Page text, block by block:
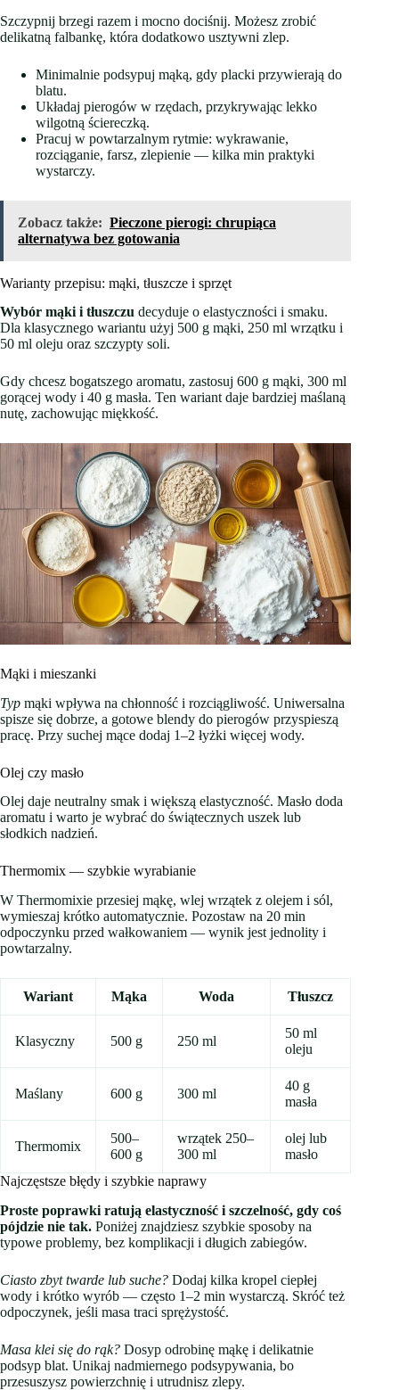
Szczypnij brzegi razem i mocno dociśnij. Możesz zrobić
delikatną falbankę, która dodatkowo usztywni zlep.
Minimalnie podsypuj mąką, gdy placki przywierają do
blatu.
Układaj pierogów w rzędach, przykrywając lekko
wilgotną ściereczką.
Pracuj w powtarzalnym rytmie: wykrawanie,
rozciąganie, farsz, zlepienie — kilka min praktyki
wystarczy.
Zobacz także: Pieczone pierogi: chrupiąca
alternatywa bez gotowania
Warianty przepisu: mąki, tłuszcze i sprzęt
Wybór mąki i tłuszczu decyduje o elastyczności i smaku.
Dla klasycznego wariantu użyj 500 g mąki, 250 ml wrzątku i
50 ml oleju oraz szczypty soli.
Gdy chcesz bogatszego aromatu, zastosuj 600 g mąki, 300 ml
gorącej wody i 40 g masła. Ten wariant daje bardziej maślaną
nutę, zachowując miękkość.
Mąki i mieszanki
Typ mąki wpływa na chłonność i rozciągliwość. Uniwersalna
spisze się dobrze, a gotowe blendy do pierogów przyspieszą
pracę. Przy suchej mące dodaj 1–2 łyżki więcej wody.
Olej czy masło
Olej daje neutralny smak i większą elastyczność. Masło doda
aromatu i warto je wybrać do świątecznych uszek lub
słodkich nadzień.
Thermomix — szybkie wyrabianie
W Thermomixie przesiej mąkę, wlej wrzątek z olejem i sól,
wymieszaj krótko automatycznie. Pozostaw na 20 min
odpoczynku przed wałkowaniem — wynik jest jednolity i
powtarzalny.
Wariant Mąka Woda Tłuszcz
Klasyczny 500 g 250 ml
50 ml
oleju
Maślany 600 g 300 ml
40 g
masła
Thermomix
500–
600 g
wrzątek 250–
300 ml
olej lub
masło
Najczęstsze błędy i szybkie naprawy
Proste poprawki ratują elastyczność i szczelność, gdy coś
pójdzie nie tak. Poniżej znajdziesz szybkie sposoby na
typowe problemy, bez komplikacji i długich zabiegów.
Ciasto zbyt twarde lub suche? Dodaj kilka kropel ciepłej
wody i krótko wyrób — często 1–2 min wystarczą. Skróć też
odpoczynek, jeśli masa traci sprężystość.
Masa klei się do rąk? Dosyp odrobinę mąkę i delikatnie
podsyp blat. Unikaj nadmiernego podsypywania, bo
przesuszysz powierzchnię i utrudnisz zlepy.